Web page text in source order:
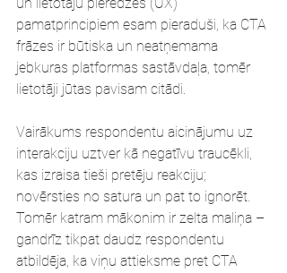
un lietotāju pieredzes (UX)
pamatprincipiem esam pieraduši, ka CTA
frāzes ir būtiska un neatņemama
jebkuras platformas sastāvdaļa, tomēr
lietotāji jūtas pavisam citādi.
Vairākums respondentu aicinājumu uz
interakciju uztver kā negatīvu traucēkli,
kas izraisa tieši pretēju reakciju;
novērsties no satura un pat to ignorēt.
Tomēr katram mākonim ir zelta maliņa –
gandrīz tikpat daudz respondentu
atbildēja, ka viņu attieksme pret CTA